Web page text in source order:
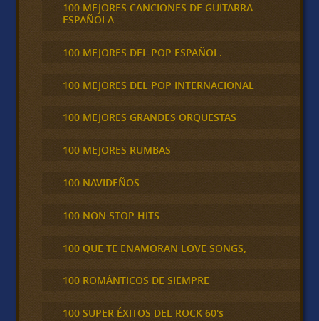
100 MEJORES CANCIONES DE GUITARRA
ESPAÑOLA
100 MEJORES DEL POP ESPAÑOL.
100 MEJORES DEL POP INTERNACIONAL
100 MEJORES GRANDES ORQUESTAS
100 MEJORES RUMBAS
100 NAVIDEÑOS
100 NON STOP HITS
100 QUE TE ENAMORAN LOVE SONGS,
100 ROMÁNTICOS DE SIEMPRE
100 SUPER ÉXITOS DEL ROCK 60's